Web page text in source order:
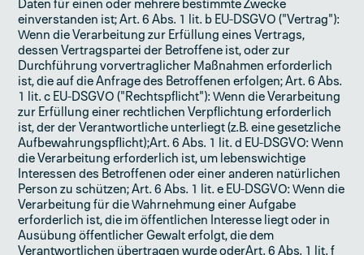
Daten für einen oder mehrere bestimmte Zwecke
einverstanden ist; Art. 6 Abs. 1 lit. b EU-DSGVO ("Vertrag"):
Wenn die Verarbeitung zur Erfüllung eines Vertrags,
dessen Vertragspartei der Betroffene ist, oder zur
Durchführung vorvertraglicher Maßnahmen erforderlich
ist, die auf die Anfrage des Betroffenen erfolgen; Art. 6 Abs.
1 lit. c EU-DSGVO ("Rechtspflicht"): Wenn die Verarbeitung
zur Erfüllung einer rechtlichen Verpflichtung erforderlich
ist, der der Verantwortliche unterliegt (z.B. eine gesetzliche
Aufbewahrungspflicht);Art. 6 Abs. 1 lit. d EU-DSGVO: Wenn
die Verarbeitung erforderlich ist, um lebenswichtige
Interessen des Betroffenen oder einer anderen natürlichen
Person zu schützen; Art. 6 Abs. 1 lit. e EU-DSGVO: Wenn die
Verarbeitung für die Wahrnehmung einer Aufgabe
erforderlich ist, die im öffentlichen Interesse liegt oder in
Ausübung öffentlicher Gewalt erfolgt, die dem
Verantwortlichen übertragen wurde oderArt. 6 Abs. 1 lit. f